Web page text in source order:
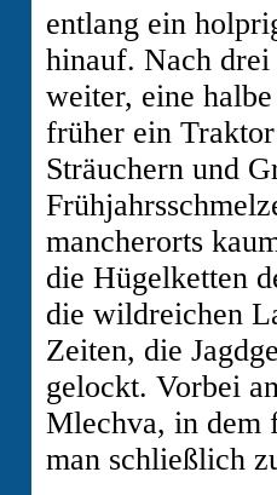
entlang ein
hinauf. Nach
weiter, eine
früher ein
Sträuchern und
mancherorts
die Hügelketten
die wildreichen
Zeiten, die
gelockt. Vorbei
Mlechva, in dem
man schließlich